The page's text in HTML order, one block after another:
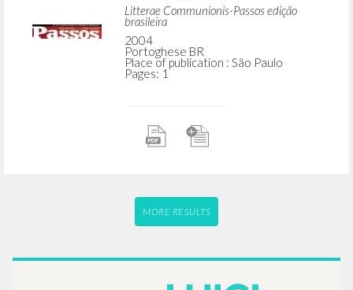
Litterae Communionis-Passos edição
brasileira
2004
Portoghese BR
Place of publication : São Paulo
Pages: 1
MORE RESULTS